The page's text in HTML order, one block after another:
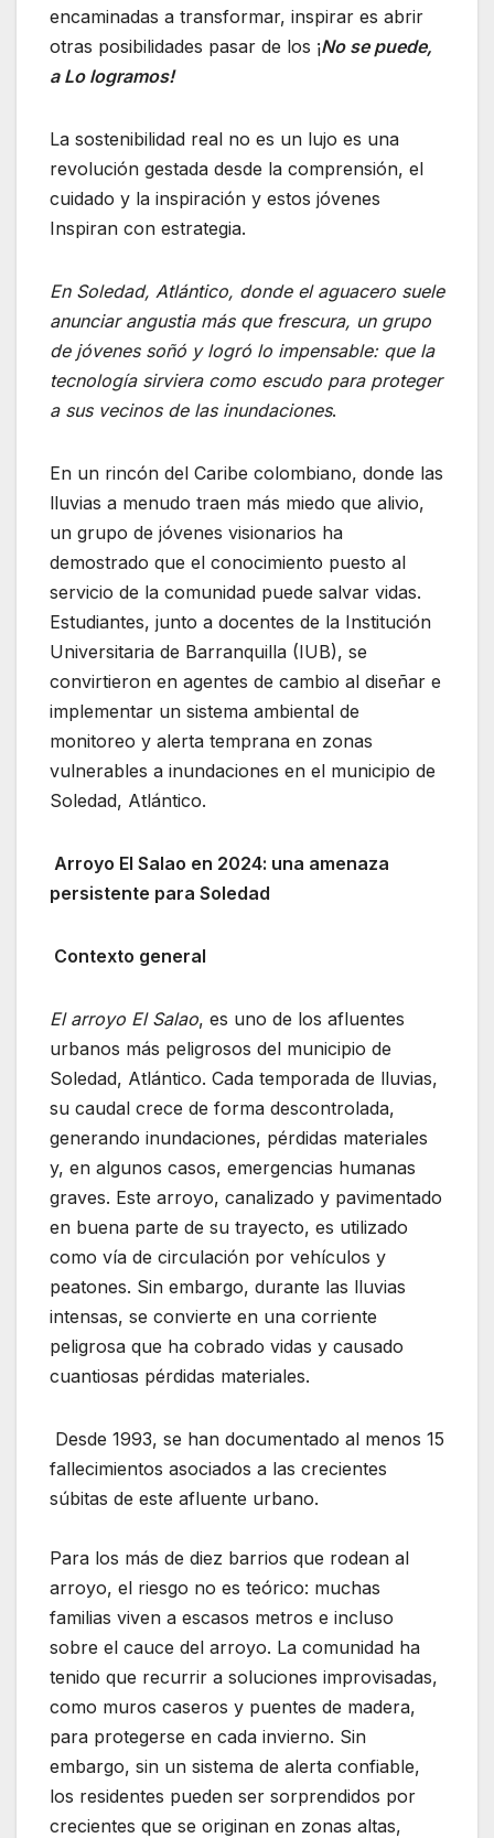
encaminadas a transformar, inspirar es abrir
otras posibilidades pasar de los ¡No se puede,
a Lo logramos!
La sostenibilidad real no es un lujo es una
revolución gestada desde la comprensión, el
cuidado y la inspiración y estos jóvenes
Inspiran con estrategia.
En Soledad, Atlántico, donde el aguacero suele
anunciar angustia más que frescura, un grupo
de jóvenes soñó y logró lo impensable: que la
tecnología sirviera como escudo para proteger
a sus vecinos de las inundaciones.
En un rincón del Caribe colombiano, donde las
lluvias a menudo traen más miedo que alivio,
un grupo de jóvenes visionarios ha
demostrado que el conocimiento puesto al
servicio de la comunidad puede salvar vidas.
Estudiantes, junto a docentes de la Institución
Universitaria de Barranquilla (IUB), se
convirtieron en agentes de cambio al diseñar e
implementar un sistema ambiental de
monitoreo y alerta temprana en zonas
vulnerables a inundaciones en el municipio de
Soledad, Atlántico.
Arroyo El Salao en 2024: una amenaza
persistente para Soledad
Contexto general
El arroyo El Salao, es uno de los afluentes
urbanos más peligrosos del municipio de
Soledad, Atlántico. Cada temporada de lluvias,
su caudal crece de forma descontrolada,
generando inundaciones, pérdidas materiales
y, en algunos casos, emergencias humanas
graves. Este arroyo, canalizado y pavimentado
en buena parte de su trayecto, es utilizado
como vía de circulación por vehículos y
peatones. Sin embargo, durante las lluvias
intensas, se convierte en una corriente
peligrosa que ha cobrado vidas y causado
cuantiosas pérdidas materiales.
Desde 1993, se han documentado al menos 15
fallecimientos asociados a las crecientes
súbitas de este afluente urbano.
Para los más de diez barrios que rodean al
arroyo, el riesgo no es teórico: muchas
familias viven a escasos metros e incluso
sobre el cauce del arroyo. La comunidad ha
tenido que recurrir a soluciones improvisadas,
como muros caseros y puentes de madera,
para protegerse en cada invierno. Sin
embargo, sin un sistema de alerta confiable,
los residentes pueden ser sorprendidos por
crecientes que se originan en zonas altas,